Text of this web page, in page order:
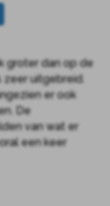
groter dan op de
uitgebreid.
er ook
De
van wat er
een keer